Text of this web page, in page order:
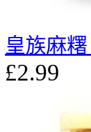
皇族麻
£2.99